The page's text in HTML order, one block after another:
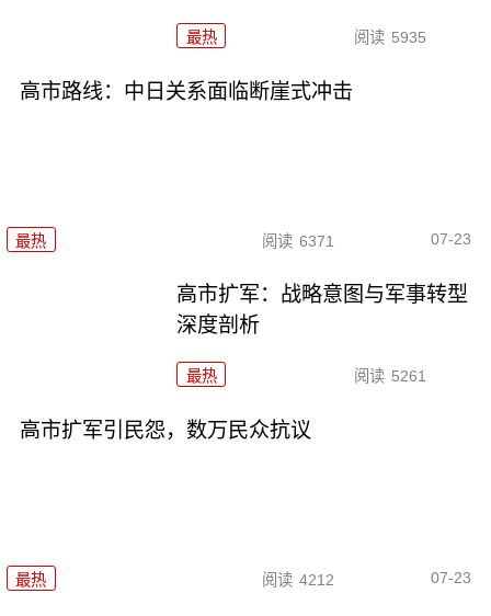
最热 阅读 5935
高市路线：中日关系面临断崖式冲击
最热 阅读 6371 07-23
高市扩军：战略意图与军事转型
深度剖析
最热 阅读 5261
高市扩军引民怨，数万民众抗议
最热 阅读 4212 07-23